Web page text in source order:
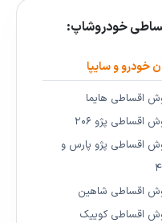
خودروشاپ:
خودرو و سایپا
اقساطی هایما
اقساطی پژو ۲۰۶
اقساطی پژو پارس و
اقساطی شاهین
اقساطی کوییک